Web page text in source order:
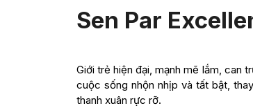
Sen Par
Giới trẻ hiện đại, mạnh mẽ lắm, can
cuộc sống nhộn nhịp và tất bật,
thanh xuân rực rỡ.